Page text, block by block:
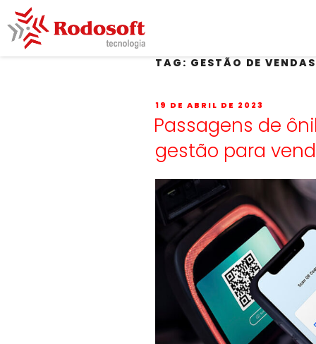
TAG: GESTÃO DE VENDAS
19 DE ABRIL DE 2023
Passagens de
gestão para